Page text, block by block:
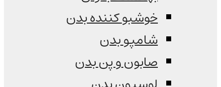
خوشبو کننده بدن
شامپو بدن
صابون و پن بدن